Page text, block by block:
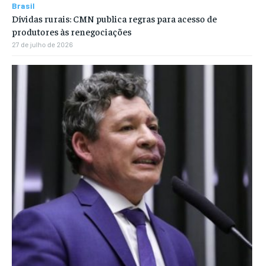
Brasil
Dívidas rurais: CMN publica regras para acesso de
produtores às renegociações
27 de julho de 2026